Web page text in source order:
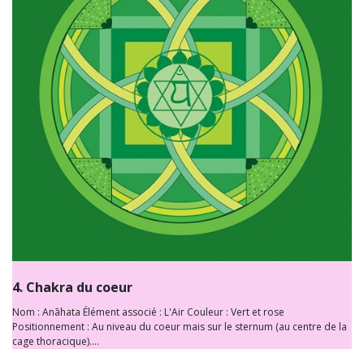
4. Chakra du coeur
Nom : Anāhata Élément associé : L'Air Couleur : Vert et rose
Positionnement : Au niveau du coeur mais sur le sternum (au centre de la
cage thoracique)....